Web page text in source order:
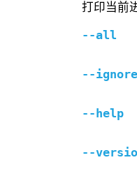
打印当前
--all
--ignore
--help
--